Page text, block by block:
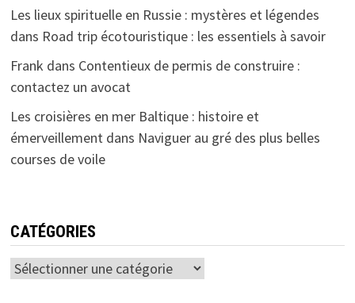
Les lieux spirituelle en Russie : mystères et légendes
dans Road trip écotouristique : les essentiels à savoir
Frank dans Contentieux de permis de construire :
contactez un avocat
Les croisières en mer Baltique : histoire et
émerveillementdans Naviguer au gré des plus belles
courses de voile
CATÉGORIES
Catégories